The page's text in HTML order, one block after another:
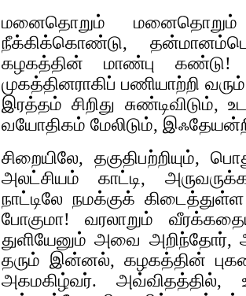
மனைதொறும்
நீக்கிக்கொண்டு,
கழகத்தின் மாண்பு கண்டு!
முகத்தினராகிப் பணியாற்றி
இரத்தம் சிறிது சுண்டிவிடும்,
வயோதிகம் மேலிடும்,
சிறையிலே, தகுதிபற்றியும்,
அலட்சியம் காட்டி,
நாட்டிலே நமக்குக் கிடைத்துள்ள
போகுமா! வரலாறும்
துளியேனும் அவை
தரும் இன்னல், கழகத்தின்
அகமகிழ்வர். அவ்விதத்தில்,